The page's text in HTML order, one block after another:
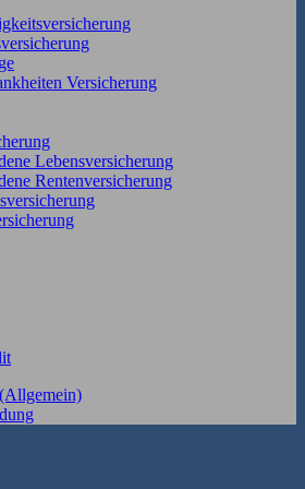
Versicherung
Lebensversicherung
Rentenversicherung